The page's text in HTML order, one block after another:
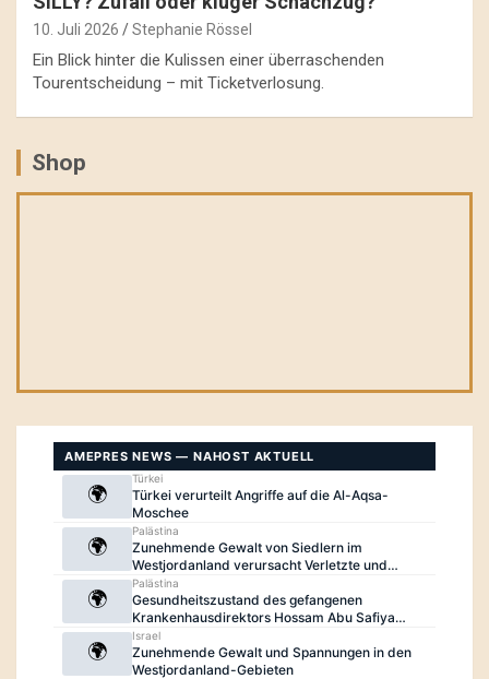
10. Juli 2026 Stephanie Rössel
Ein Blick hinter die Kulissen einer überraschenden
Tourentscheidung – mit Ticketverlosung.
Shop